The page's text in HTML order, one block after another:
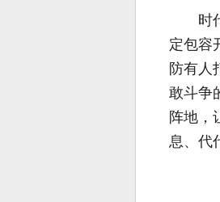
时
定包容
防有人
敢斗争
阵地，
息、代